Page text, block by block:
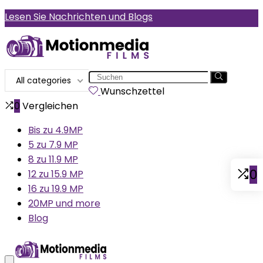
Lesen Sie Nachrichten und Blogs
Search
for:
All categories
Wunschzettel
0 Vergleichen
Bis zu 4.9MP
5 zu 7.9 MP
8 zu 11.9 MP
12 zu 15.9 MP
16 zu 19.9 MP
20MP und more
Blog
0